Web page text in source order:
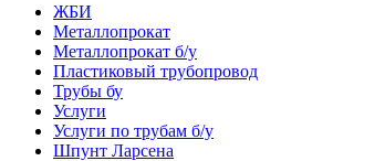
ЖБИ
Металлопрокат
Металлопрокат б/у
Пластиковый трубопровод
Трубы бу
Услуги
Услуги по трубам б/у
Шпунт Ларсена